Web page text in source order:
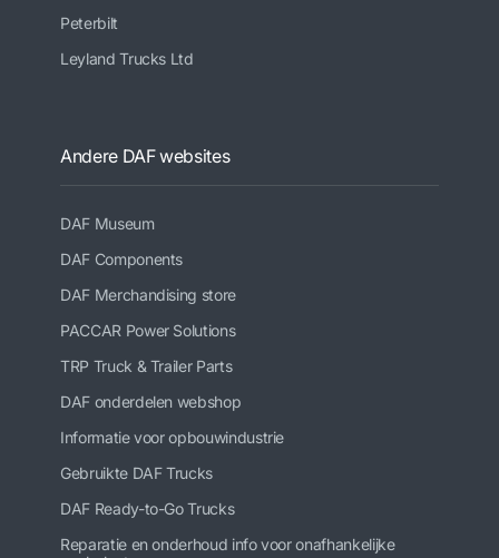
Peterbilt
Leyland Trucks Ltd
Andere DAF websites
DAF Museum
DAF Components
DAF Merchandising store
PACCAR Power Solutions
TRP Truck & Trailer Parts
DAF onderdelen webshop
Informatie voor opbouwindustrie
Gebruikte DAF Trucks
DAF Ready-to-Go Trucks
Reparatie en onderhoud info voor onafhankelijke